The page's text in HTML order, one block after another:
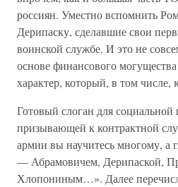
россиян. Уместно вспомнить
Дерипаску, сделавшие свои
воинской службе. И это не
основе финансового
характер, который, в том числе,
Готовый слоган для
призывающей к контрактной
армии вы научитесь многому, а
— Абрамовичем, Дерипаской,
Хлопониным…». Далее